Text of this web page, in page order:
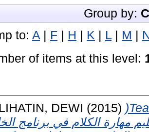
Group by:
to: A | F | H | K | L | M |
of items at this level:
DEWI (2015)
مهارة الكلام في برنامج